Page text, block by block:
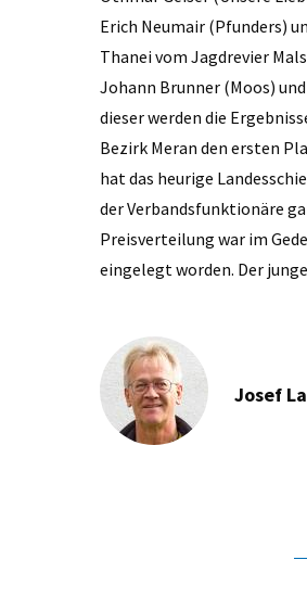
Erich Neumair (Pfunders)
Thanei vom Jagdrevier
Johann Brunner (Moos)
dieser werden die
Bezirk Meran den ersten
hat das heurige
der Verbandsfunktionäre
Preisverteilung war im
eingelegt worden. Der
Josef